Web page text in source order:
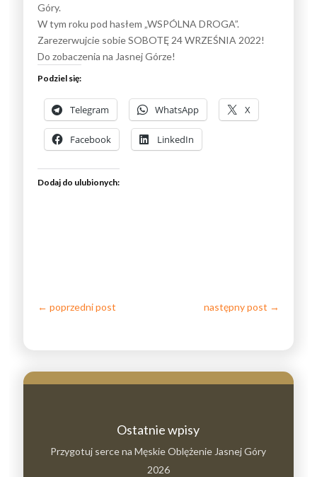
Góry.
W tym roku pod hasłem „WSPÓLNA DROGA”.
Zarezerwujcie sobie SOBOTĘ 24 WRZEŚNIA 2022!
Do zobaczenia na Jasnej Górze!
Podziel się:
Telegram WhatsApp X
Facebook LinkedIn
Dodaj do ulubionych:
←poprzedni post następny post →
Ostatnie wpisy
Przygotuj serce na Męskie Oblężenie Jasnej Góry
2026